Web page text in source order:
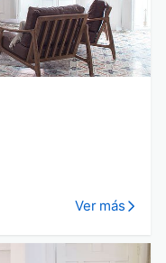
Ver más